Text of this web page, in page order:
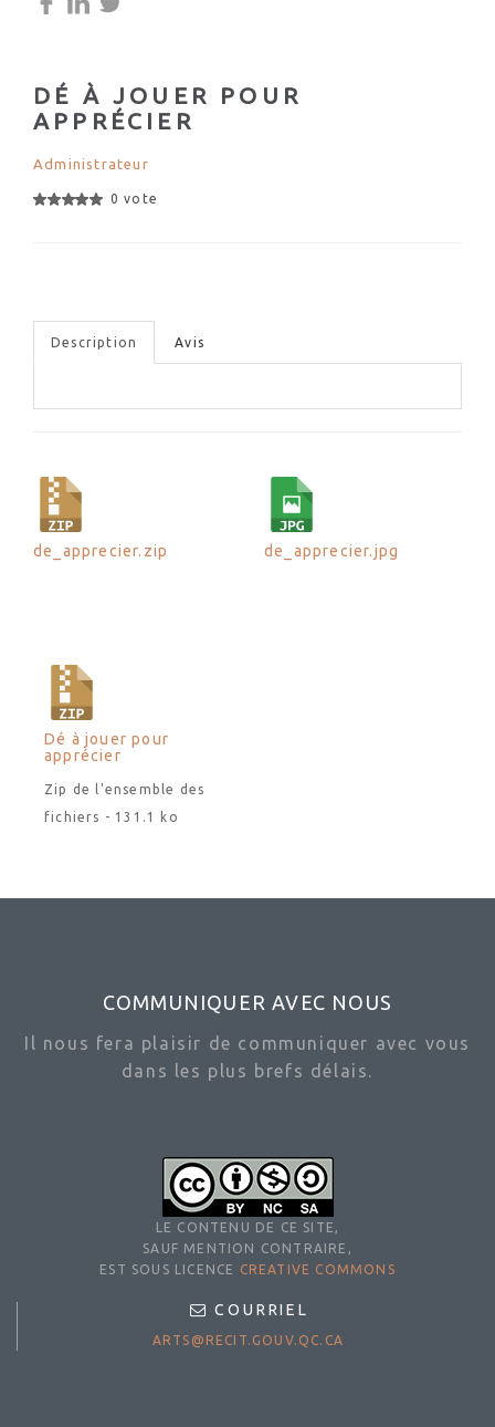
DÉ À JOUER POUR
APPRÉCIER
Administrateur
0 vote
Description Avis
de_apprecier.zip de_apprecier.jpg
Dé à jouer pour
apprécier
Zip de l'ensemble des
fichiers - 131.1 ko
COMMUNIQUER AVEC NOUS
Il nous fera plaisir de communiquer avec vous
dans les plus brefs délais.
LE CONTENU DE CE SITE,
SAUF MENTION CONTRAIRE,
EST SOUS LICENCE
CREATIVE COMMONS
COURRIEL
ARTS@RECIT.GOUV.QC.CA